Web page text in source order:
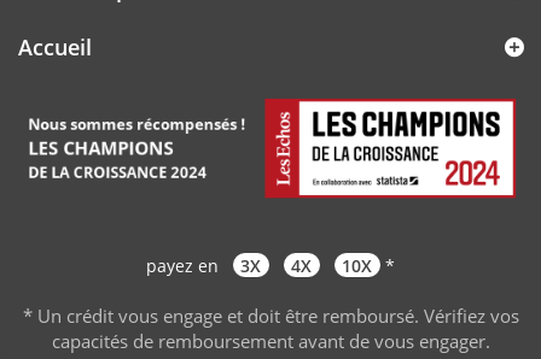
Accueil
payez en 3X 4X 10X *
* Un crédit vous engage et doit être remboursé. Vérifiez vos
capacités de remboursement avant de vous engager.